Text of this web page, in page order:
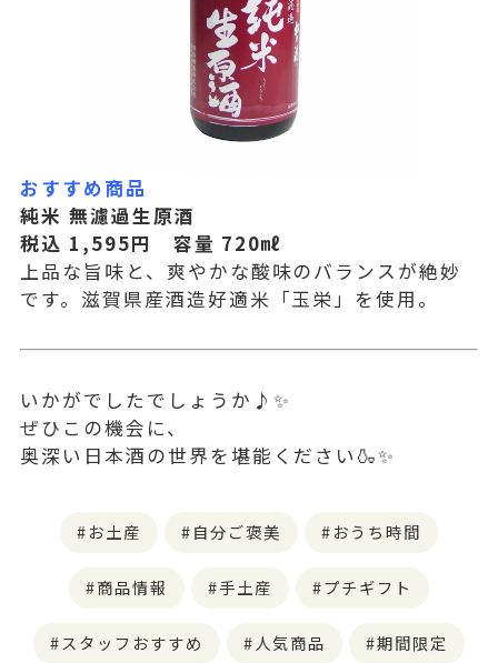
おすすめ商品
純米 無濾過生原酒
税込 1,595円 容量 720㎖
上品な旨味と、爽やかな酸味のバランスが絶妙
です。滋賀県産酒造好適米「玉栄」を使用。
いかがでしたでしょうか♪✨
ぜひこの機会に、
奥深い日本酒の世界を堪能ください🍶✨
お土産 自分ご褒美 おうち時間
商品情報 手土産 プチギフト
スタッフおすすめ 人気商品 期間限定